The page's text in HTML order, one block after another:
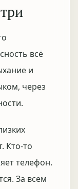
всё
и
через
Кто-то
телефон.
За всем